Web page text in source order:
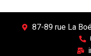
87-89 rue La